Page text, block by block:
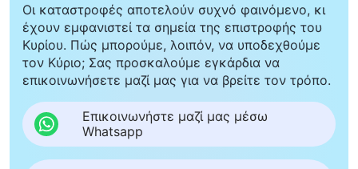
Οι καταστροφές αποτελούν συχνό φαινόμενο, κι
έχουν εμφανιστεί τα σημεία της επιστροφής του
Κυρίου. Πώς μπορούμε, λοιπόν, να υποδεχθούμε
τον Κύριο; Σας προσκαλούμε εγκάρδια να
επικοινωνήσετε μαζί μας για να βρείτε τον τρόπο.
Επικοινωνήστε μαζί μας μέσω
Whatsapp